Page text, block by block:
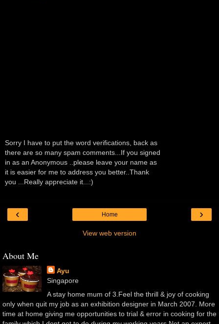
Sorry I have to put the word verifications, back as
there are so many spam comments...If you signed
in as an Anonymous ..please leave your name as
it is easier for me to address you better..Thank
you ...Really appreciate it...:)
‹ ›
Home
View web version
About Me
Ayu
Singapore
A stay home mum of 3.Feel the thrill & joy of cooking
only when quit my job as an exhibition designer in March 2007. More
time at home giving me opportunities to trial & error in cooking for the